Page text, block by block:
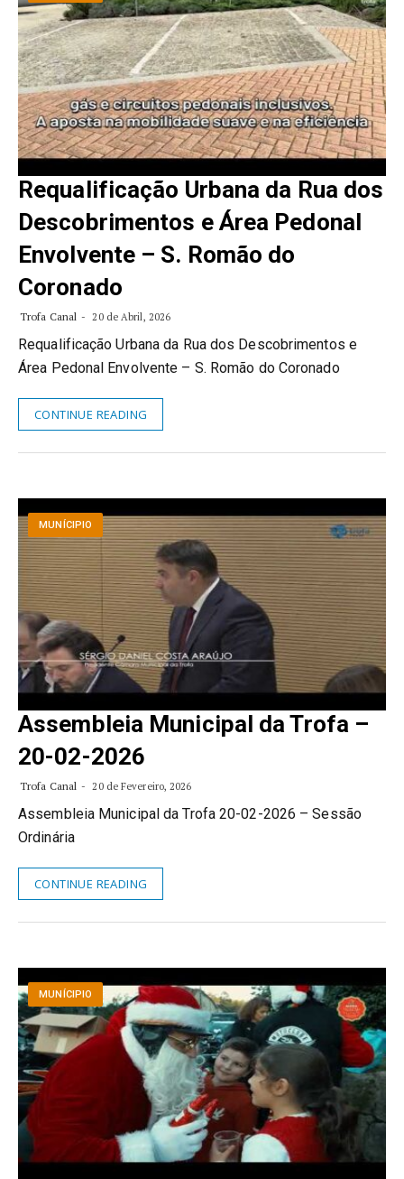
Requalificação Urbana da Rua dos
Descobrimentos e Área Pedonal
Envolvente – S. Romão do
Coronado
Trofa Canal 20 de Abril, 2026
Requalificação Urbana da Rua dos Descobrimentos e
Área Pedonal Envolvente – S. Romão do Coronado
CONTINUE READING
MUNÍCIPIO
Assembleia Municipal da Trofa –
20-02-2026
Trofa Canal 20 de Fevereiro, 2026
Assembleia Municipal da Trofa 20-02-2026 – Sessão
Ordinária
CONTINUE READING
MUNÍCIPIO